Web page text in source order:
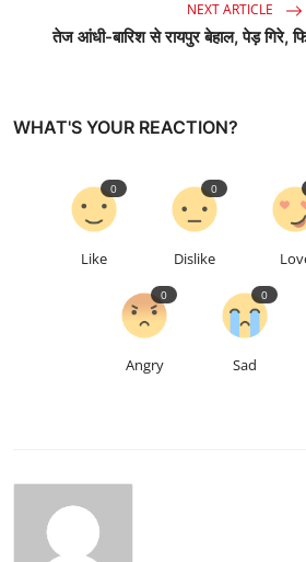
NEXT ARTICLE
तेज आंधी-बारिश से रायपुर बेहाल, पेड़ गिरे,
WHAT'S YOUR REACTION?
Like
0
Dislike
0
Angry
0
Sad
0